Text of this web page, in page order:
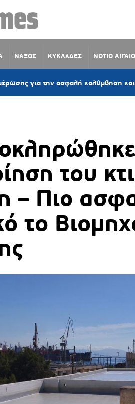
ΝΑΞΟΣ ΚΥΚΛΑΔΕΣ ΝΟΤΙΟ ΑΙΓΑΙΟ
ασφαλή κολύμβηση και την
του
– Πιο
το